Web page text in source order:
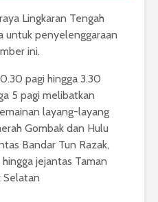
Lingkaran Tengah
untuk penyelenggaraan
ini.
pagi hingga 3.30
5 pagi melibatkan
layang-layang
Gombak dan Hulu
Bandar Tun Razak,
jejantas Taman
Selatan